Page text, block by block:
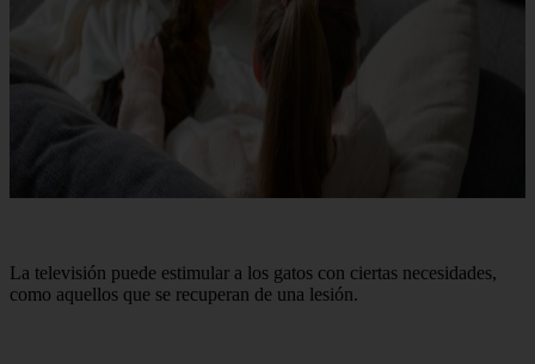
La televisión puede estimular a los gatos con ciertas necesidades,
como aquellos que se recuperan de una lesión.